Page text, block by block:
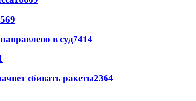
в суд7414
сбивать ракеты2364